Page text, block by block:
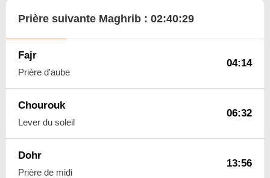
Prière suivante Maghrib : 02:40:28
Fajr
Prière d'aube
04:14
Chourouk
Lever du soleil
06:32
Dohr
Prière de midi
13:56